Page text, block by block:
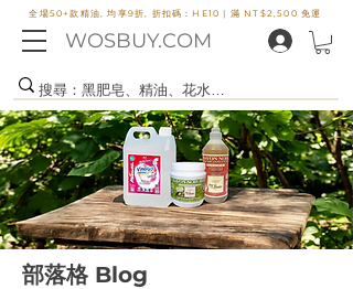
WOSBUY.COM
全場50+款精油, 均享9折, 折扣碼：HE10 | 滿 NT$2,500 免運
部落格 Blog